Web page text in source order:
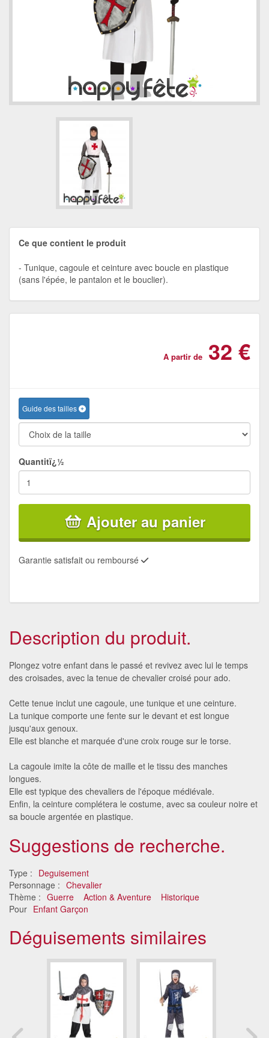
Ce que contient le produit
Tunique, cagoule et ceinture avec boucle en plastique
(sans l'épée, le pantalon et le bouclier).
A partir de 32 €
Guide des tailles
Quantitï¿½
Ajouter au panier
Garantie satisfait ou remboursé
Description du produit.
Plongez votre enfant dans le passé et revivez avec lui le temps
des croisades, avec la tenue de chevalier croisé pour ado.
Cette tenue inclut une cagoule, une tunique et une ceinture.
La tunique comporte une fente sur le devant et est longue
jusqu'aux genoux.
Elle est blanche et marquée d'une croix rouge sur le torse.
La cagoule imite la côte de maille et le tissu des manches
longues.
Elle est typique des chevaliers de l'époque médiévale.
Enfin, la ceinture complétera le costume, avec sa couleur noire et
sa boucle argentée en plastique.
Suggestions de recherche.
Type : Deguisement
Personnage : Chevalier
Thème : Guerre Action & Aventure
Historique
Pour Enfant Garçon
Déguisements similaires